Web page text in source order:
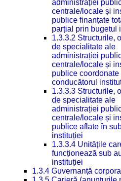
administrației
centrale/locale și
publice finanțate
parțial prin bugetul
1.3.3.2 Structurile,
de specialitate ale
administrației
centrale/locale și
publice coordonate
conducătorul
1.3.3.3 Structurile,
de specialitate ale
administrației
centrale/locale și
publice aflate în
instituției
1.3.3.4 Unitățile
funcționează sub
instituției
1.3.4 Guvernanță